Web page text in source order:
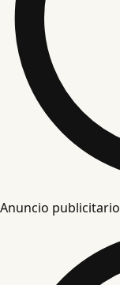
Anuncio publicitario